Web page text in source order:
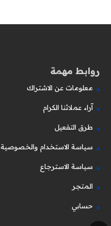
روابط مهمة
معلومات عن الاشتراك
آراء عملائنا الكرام
طرق التفعيل
سياسة الاستخدام والخصوصية
سياسة الاسترجاع
المتجر
حسابي